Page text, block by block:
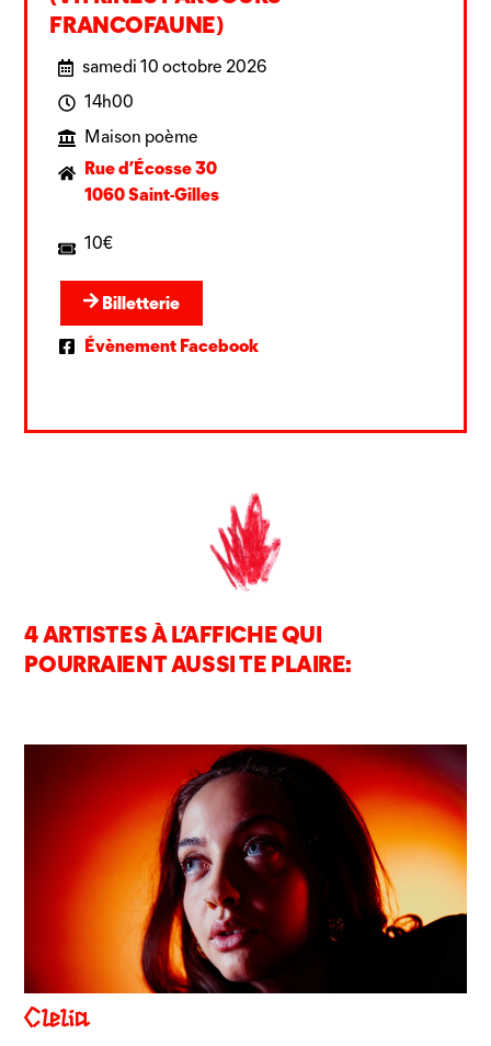
FRANCOFAUNE)
samedi 10 octobre 2026
14h00
Maison poème
Rue d’Écosse 30
1060 Saint-Gilles
10€
Billetterie
Évènement Facebook
4 ARTISTES À L’AFFICHE QUI
POURRAIENT AUSSI TE PLAIRE:
Clelia